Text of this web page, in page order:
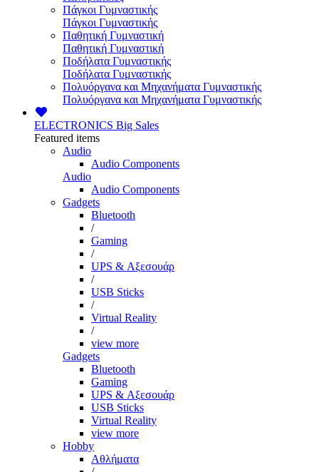
Πάγκοι Γυμναστικής
Πάγκοι Γυμναστικής
Παθητική Γυμναστική
Παθητική Γυμναστική
Ποδήλατα Γυμναστικής
Ποδήλατα Γυμναστικής
Πολυόργανα και Μηχανήματα Γυμναστικής
Πολυόργανα και Μηχανήματα Γυμναστικής
ELECTRONICS Big Sales
Featured items
Audio
Audio Components
Audio
Audio Components
Gadgets
Bluetooth
/
Gaming
/
UPS & Αξεσουάρ
/
USB Sticks
/
Virtual Reality
/
view more
Gadgets
Bluetooth
Gaming
UPS & Αξεσουάρ
USB Sticks
Virtual Reality
view more
Hobby
Αθλήματα